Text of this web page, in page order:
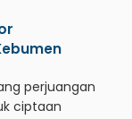
perjuangan
ciptaan